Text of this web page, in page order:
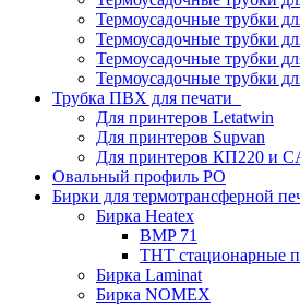
Термоусадочные трубки
Термоусадочные трубки
Термоусадочные трубки
Термоусадочные трубки
Трубка ПВХ для печати
Для принтеров Letatwin
Для принтеров Supvan
Для принтеров КП220 и
Овальный профиль PO
Бирки для термотрансферной
Бирка Heatex
BMP 71
THT стационарные
Бирка Laminat
Бирка NOMEX